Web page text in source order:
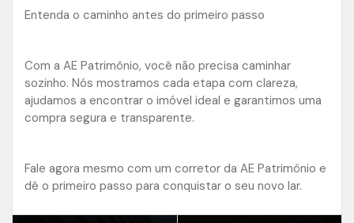
Entenda o caminho antes do primeiro passo
Com a AE Patrimônio, você não precisa caminhar
sozinho. Nós mostramos cada etapa com clareza,
ajudamos a encontrar o imóvel ideal e garantimos uma
compra segura e transparente.
Fale agora mesmo com um corretor da AE Patrimônio e
dê o primeiro passo para conquistar o seu novo lar.